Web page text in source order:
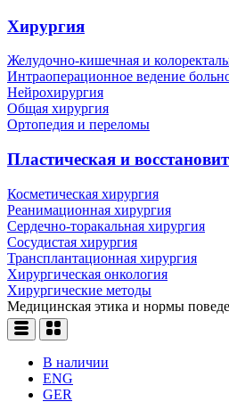
Хирургия
Желудочно-кишечная и
Интраоперационное ведение
Нейрохирургия
Общая хирургия
Ортопедия и переломы
Пластическая и
Косметическая хирургия
Реанимационная хирургия
Сердечно-торакальная хирургия
Сосудистая хирургия
Трансплантационная хирургия
Хирургическая онкология
Хирургические методы
Медицинская этика и нормы
В наличии
ENG
GER